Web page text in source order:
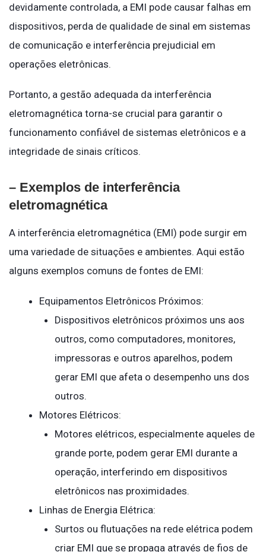
devidamente controlada, a EMI pode causar falhas em
dispositivos, perda de qualidade de sinal em sistemas
de comunicação e interferência prejudicial em
operações eletrônicas.
Portanto, a gestão adequada da interferência
eletromagnética torna-se crucial para garantir o
funcionamento confiável de sistemas eletrônicos e a
integridade de sinais críticos.
– Exemplos de interferência
eletromagnética
A interferência eletromagnética (EMI) pode surgir em
uma variedade de situações e ambientes. Aqui estão
alguns exemplos comuns de fontes de EMI:
Equipamentos Eletrônicos Próximos:
Dispositivos eletrônicos próximos uns aos
outros, como computadores, monitores,
impressoras e outros aparelhos, podem
gerar EMI que afeta o desempenho uns dos
outros.
Motores Elétricos:
Motores elétricos, especialmente aqueles de
grande porte, podem gerar EMI durante a
operação, interferindo em dispositivos
eletrônicos nas proximidades.
Linhas de Energia Elétrica:
Surtos ou flutuações na rede elétrica podem
criar EMI que se propaga através de fios de